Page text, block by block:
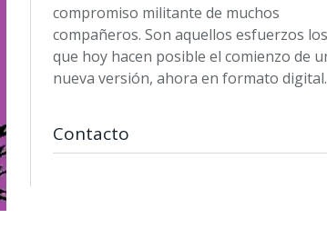
compromiso militante de muchos
compañeros. Son aquellos esfuerzos los
que hoy hacen posible el comienzo de
nueva versión, ahora en formato digital.
Contacto